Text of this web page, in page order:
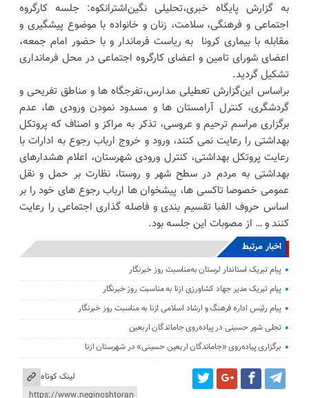
به گزارش پایگاه خبری،تحلیلی نگین‌اشترانکوه: جلسه کارگروه
اجتماعی و فرهنگی، سلامت، زنان و خانواده با موضوع پیشگیری و
مقابله با بیماری کرونا به ریاست فرماندار و با حضور امام جمعه،
اعضای شورای تامین و اعضای کارگروه اجتماعی در محل فرمانداری
تشکیل گردید.
براساس این‌گزارش تعطیلی مدارس،تفرجگاه ها و مناطق تفریحی و
گردشگری، کنترل آرامستان ها و مسدود نمودن ورودی ها، عدم
برگزاری مراسم ترحیم و عروسی، تذکر به مراکز و اصناف که پروتکل
بهداشتی را رعایت نمی کنند، ورود و خروج ارباب رجوع به ادارات با
رعایت پروتکل بهداشتی، کنترل ورودی شهرستان، اعلام هشدارهای
بهداشتی به مردم در سطح شهر و روستا، نظارت بر حمل و نقل
عمومی خصوصا تاکسی ها، پیشخوان ها ارباب رجوع های خود را بر
اساس حروف الفبا تقسیم بندی و فاصله گذاری اجتماعی را رعایت
کنند و … از مصوبات این جلسه بود.
اخبار مرتبط
پیام تبریک استاندار لرستان به‌مناسبت روز خبرنگار
پیام تبریک مدیر جهاد کشاورزی ازنا به مناسبت روز خبرنگار
پیام رئیس اداره فرهنگ و ارشاد اسلامی ازنا به مناسبت روز خبرنگار
تجلی شور حسینی در پیاده‌روی جاماندگان اربعین
برگزاری پیاده‌روی «جاماندگان اربعین حسینی» در شهرستان ازنا
لینک کوتاه